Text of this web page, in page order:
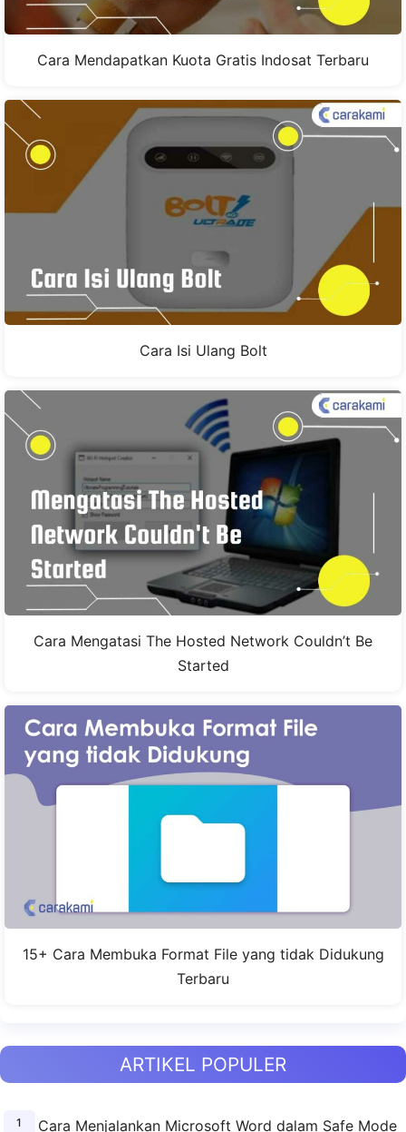
Cara Mendapatkan Kuota Gratis Indosat Terbaru
Cara Isi Ulang Bolt
Cara Mengatasi The Hosted Network Couldn’t Be
Started
15+ Cara Membuka Format File yang tidak Didukung
Terbaru
ARTIKEL POPULER
Cara Menjalankan Microsoft Word dalam Safe Mode